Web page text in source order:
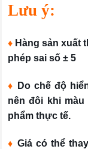
Lưu ý:
♦ Hàng sản xuất
phép sai số ± 5
♦
Do chế độ
nên đôi khi
phẩm thực tế.
♦ Giá có thể